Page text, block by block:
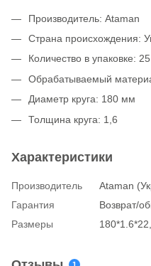
Производитель: Ataman
Страна происхождения:
Количество в упаковке:
Обрабатываемый
Диаметр круга: 180 мм
Толщина круга: 1,6
Характеристики
Производитель
Ataman
Гарантия
Возврат/
Размеры
1